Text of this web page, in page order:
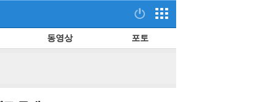
동영상 포토